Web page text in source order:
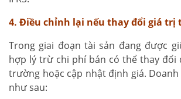
4. Điều chỉnh lại nếu thay đổi giá trị
Trong giai đoạn tài sản đang được
hợp lý trừ chi phí bán có thể thay đổi
trường hoặc cập nhật định giá.
như sau: